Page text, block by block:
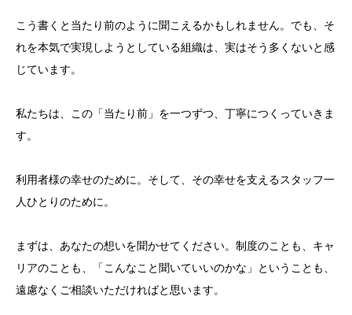
こう書くと当たり前のように聞こえるかもしれません。でも、そ
れを本気で実現しようとしている組織は、実はそう多くないと感
じています。
私たちは、この「当たり前」を一つずつ、丁寧につくっていきま
す。
利用者様の幸せのために。そして、その幸せを支えるスタッフ一
人ひとりのために。
まずは、あなたの想いを聞かせてください。制度のことも、キャ
リアのことも、「こんなこと聞いていいのかな」ということも、
遠慮なくご相談いただければと思います。